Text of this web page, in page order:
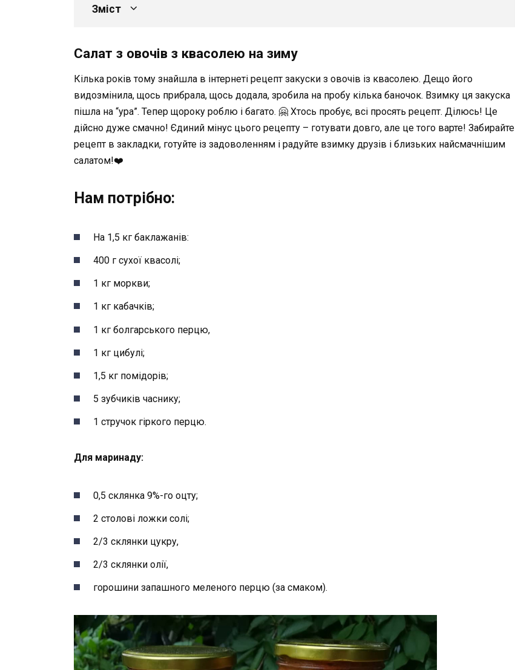
Зміст
Салат з овочів з квасолею на зиму
Кілька років тому знайшла в інтернеті рецепт закуски з овочів із квасолею. Дещо його
видозмінила, щось прибрала, щось додала, зробила на пробу кілька баночок. Взимку ця закуска
пішла на “ура”. Тепер щороку роблю і багато. 🤗 Хтось пробує, всі просять рецепт. Ділюсь! Це
дійсно дуже смачно! Єдиний мінус цього рецепту – готувати довго, але це того варте! Забирайте
рецепт в закладки, готуйте із задоволенням і радуйте взимку друзів і близьких найсмачнішим
салатом!❤️
Нам потрібно:
На 1,5 кг баклажанів:
400 г сухої квасолі;
1 кг моркви;
1 кг кабачків;
1 кг болгарського перцю,
1 кг цибулі;
1,5 кг помідорів;
5 зубчиків часнику;
1 стручок гіркого перцю.
Для маринаду:
0,5 склянка 9%-го оцту;
2 столові ложки солі;
2/3 склянки цукру,
2/3 склянки олії,
горошини запашного меленого перцю (за смаком).